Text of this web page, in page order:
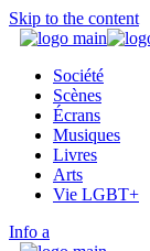
Skip to the content
Société
Scènes
Écrans
Musiques
Livres
Arts
Vie LGBT+
Info